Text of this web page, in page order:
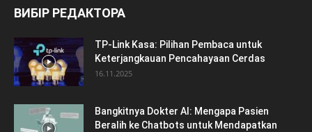
ВИБІР РЕДАКТОРА
TP-Link Kasa: Pilihan Pembaca untuk
Keterjangkauan Pencahayaan Cerdas
16.11.2025
Bangkitnya Dokter AI: Mengapa Pasien
Beralih ke Chatbots untuk Mendapatkan